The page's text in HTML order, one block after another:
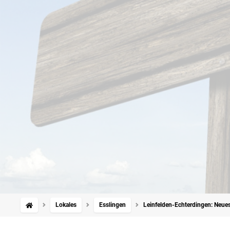
Lokales Esslingen Leinfelden-Echterdingen: